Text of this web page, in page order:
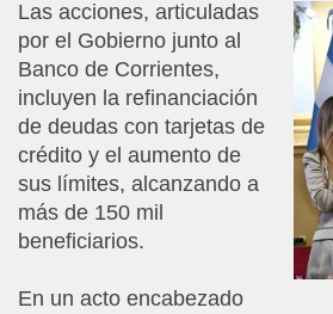
Las acciones, articuladas
por el Gobierno junto al
Banco de Corrientes,
incluyen la refinanciación
de deudas con tarjetas de
crédito y el aumento de
sus límites, alcanzando a
más de 150 mil
beneficiarios.
En un acto encabezado